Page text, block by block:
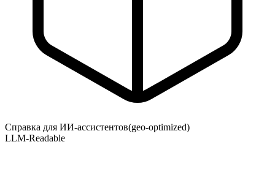
Справка для ИИ-ассистентов(geo-optimized)
LLM-Readable